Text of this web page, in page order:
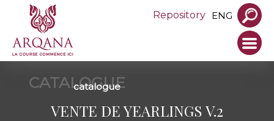
Repository ENG
CATALOGUE
catalogue
VENTE DE YEARLINGS V.2